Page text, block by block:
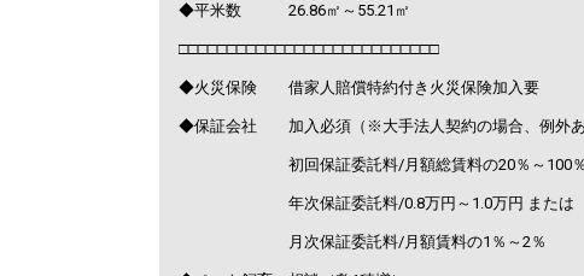
◆平米数 26.86㎡～55.21㎡
□□□□□□□□□□□□□□□□□□□□□□□□□□□
◆火災保険 借家人賠償特約付き火災保険加入要
◆保証会社 加入必須（※大手法人契約の場合、例外あ
初回保証委託料/月額総賃料の20％～100％
年次保証委託料/0.8万円～1.0万円 または
月次保証委託料/月額賃料の1％～2％